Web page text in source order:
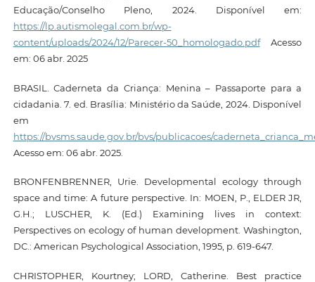
Educação/Conselho Pleno, 2024. Disponível em:
https://lp.autismolegal.com.br/wp-
content/uploads/2024/12/Parecer-50_homologado.pdfAcesso
em: 06 abr. 2025
BRASIL. Caderneta da Criança: Menina – Passaporte para a
cidadania. 7. ed. Brasília: Ministério da Saúde, 2024. Disponível
em
https://bvsms.saude.gov.br/bvs/publicacoes/
Acesso em: 06 abr. 2025.
BRONFENBRENNER, Urie. Developmental ecology through
space and time: A future perspective. In: MOEN, P., ELDER JR,
G.H.; LUSCHER, K. (Ed.) Examining lives in context:
Perspectives on ecology of human development. Washington,
DC.: American Psychological Association, 1995, p. 619-647.
CHRISTOPHER, Kourtney; LORD, Catherine. Best practice